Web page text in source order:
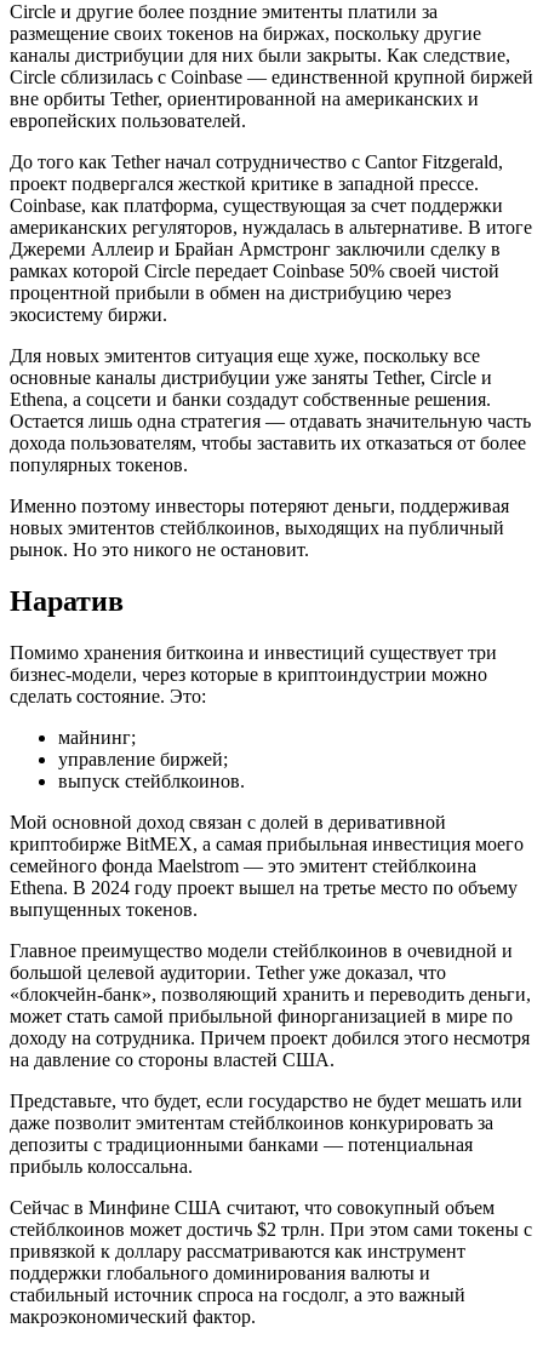
Circle и другие более поздние эмитенты платили за
размещение своих токенов на биржах, поскольку другие
каналы дистрибуции для них были закрыты. Как следствие,
Circle сблизилась с Coinbase — единственной крупной биржей
вне орбиты Tether, ориентированной на американских и
европейских пользователей.
До того как Tether начал сотрудничество с Cantor Fitzgerald,
проект подвергался жесткой критике в западной прессе.
Coinbase, как платформа, существующая за счет поддержки
американских регуляторов, нуждалась в альтернативе. В итоге
Джереми Аллеир и Брайан Армстронг заключили сделку в
рамках которой Circle передает Coinbase 50% своей чистой
процентной прибыли в обмен на дистрибуцию через
экосистему биржи.
Для новых эмитентов ситуация еще хуже, поскольку все
основные каналы дистрибуции уже заняты Tether, Circle и
Ethena, а соцсети и банки создадут собственные решения.
Остается лишь одна стратегия — отдавать значительную часть
дохода пользователям, чтобы заставить их отказаться от более
популярных токенов.
Именно поэтому инвесторы потеряют деньги, поддерживая
новых эмитентов стейблкоинов, выходящих на публичный
рынок. Но это никого не остановит.
Наратив
Помимо хранения биткоина и инвестиций существует три
бизнес-модели, через которые в криптоиндустрии можно
сделать состояние. Это:
майнинг;
управление биржей;
выпуск стейблкоинов.
Мой основной доход связан с долей в деривативной
криптобирже BitMEX, а самая прибыльная инвестиция моего
семейного фонда Maelstrom — это эмитент стейблкоина
Ethena. В 2024 году проект вышел на третье место по объему
выпущенных токенов.
Главное преимущество модели стейблкоинов в очевидной и
большой целевой аудитории. Tether уже доказал, что
«блокчейн-банк», позволяющий хранить и переводить деньги,
может стать самой прибыльной финорганизацией в мире по
доходу на сотрудника. Причем проект добился этого несмотря
на давление со стороны властей США.
Представьте, что будет, если государство не будет мешать или
даже позволит эмитентам стейблкоинов конкурировать за
депозиты с традиционными банками — потенциальная
прибыль колоссальна.
Сейчас в Минфине США считают, что совокупный объем
стейблкоинов может достичь $2 трлн. При этом сами токены с
привязкой к доллару рассматриваются как инструмент
поддержки глобального доминирования валюты и
стабильный источник спроса на госдолг, а это важный
макроэкономический фактор.